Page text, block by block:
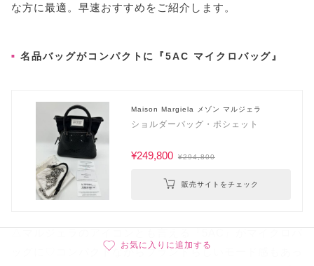
な方に最適。早速おすすめをご紹介します。
名品バッグがコンパクトに『5AC マイクロバッグ』
Maison Margiela メゾン マルジェラ
ショルダーバッグ・ポシェット
¥249,800 ¥294,800
販売サイトをチェック
ッグに♡コンパクトながらブランドらしいモード感もあっ
お気に入りに追加する